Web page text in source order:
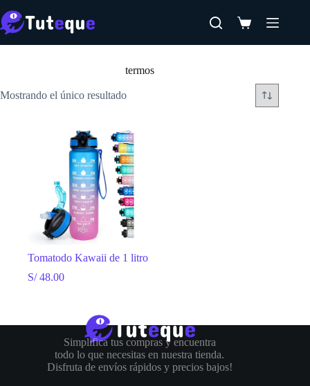
al
contenido
Carro
termos
Mostrando el único resultado
Tomatodo Kawaii de 1 litro
S/48.00
Simplifica tus compras y encuentra
todo lo que necesitas en nuestra tienda.
Disfruta de envíos rápidos y precios bajos!